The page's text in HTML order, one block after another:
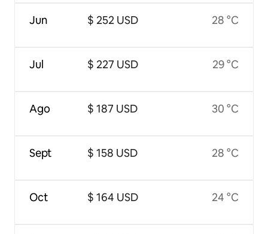
Jun
Jul
Ago
Sept
Oct
$ 252 USD
$ 227 USD
$ 187 USD
$ 158 USD
$ 164 USD
28 °C
29 °C
30 °C
28 °C
24 °C